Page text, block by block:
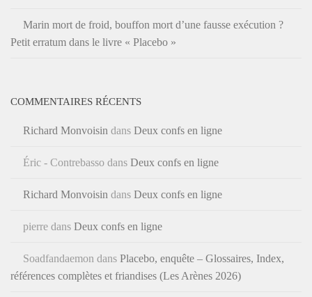
Marin mort de froid, bouffon mort d’une fausse exécution ?
Petit erratum dans le livre « Placebo »
COMMENTAIRES RÉCENTS
Richard Monvoisin dans Deux confs en ligne
Éric - Contrebasso dans Deux confs en ligne
Richard Monvoisin dans Deux confs en ligne
pierre dans Deux confs en ligne
Soadfandaemon dans Placebo, enquête – Glossaires, Index,
références complètes et friandises (Les Arènes 2026)